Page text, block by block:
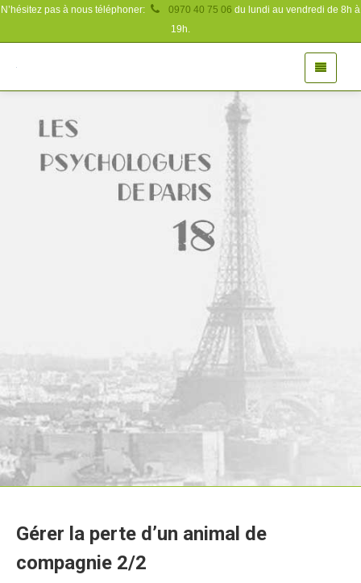
N’hésitez pas à nous téléphoner: 0970 40 75 06 du lundi au vendredi de 8h à
19h.
Gérer la perte d’un animal de
compagnie 2/2